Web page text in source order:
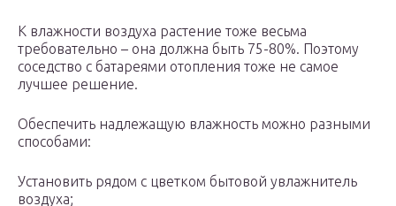
К влажности воздуха растение тоже весьма
требовательно – она должна быть 75-80%. Поэтому
соседство с батареями отопления тоже не самое
лучшее решение.
Обеспечить надлежащую влажность можно разными
способами:
Установить рядом с цветком бытовой увлажнитель
воздуха;